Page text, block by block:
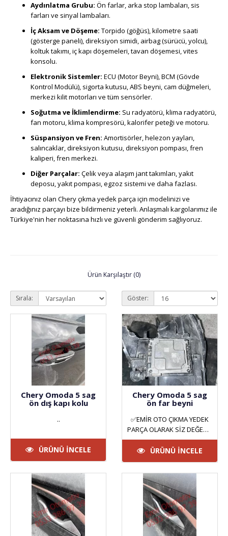
Aydınlatma Grubu: Ön farlar, arka stop lambaları, sis
farları ve sinyal lambaları.
İç Aksam ve Döşeme: Torpido (göğüs), kilometre saati
(gösterge paneli), direksiyon simidi, airbag (sürücü, yolcu),
koltuk takımı, iç kapı döşemeleri, tavan döşemesi, vites
konsolu.
Elektronik Sistemler: ECU (Motor Beyni), BCM (Gövde
Kontrol Modülü), sigorta kutusu, ABS beyni, cam düğmeleri,
merkezi kilit motorları ve tüm sensörler.
Soğutma ve İklimlendirme: Su radyatörü, klima radyatörü,
fan motoru, klima kompresörü, kalorifer peteği ve motoru.
Süspansiyon ve Fren: Amortisörler, helezon yayları,
salıncaklar, direksiyon kutusu, direksiyon pompası, fren
kaliperi, fren merkezi.
Diğer Parçalar: Çelik veya alaşım jant takımları, yakıt
deposu, yakıt pompası, egzoz sistemi ve daha fazlası.
İhtiyacınız olan Chery çıkma yedek parça için modelinizi ve
aradığınız parçayı bize bildirmeniz yeterli. Anlaşmalı kargolarımız ile
Türkiye'nin her noktasına hızlı ve güvenli gönderim sağlıyoruz.
Ürün Karşılaştır (0)
Sırala: Göster:
Chery Omoda 5 sag
ön dış kapı kolu
..
ÜRÜNÜ İNCELE
Chery Omoda 5 sag
ön far beyni
✅EMİR OTO ÇIKMA YEDEK
PARÇA OLARAK SİZ DEĞERLİ
MÜŞTERİLERİMİZE HİZMET
VERMEKTEYİZ. ANKARA
YILDIZ SAN..
ÜRÜNÜ İNCELE